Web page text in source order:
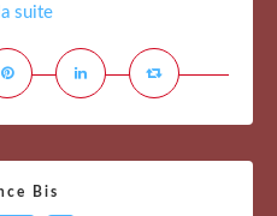
suite
Bis